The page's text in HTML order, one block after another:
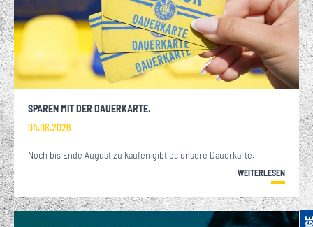
SPAREN MIT DER DAUERKARTE.
04.08.2026
Noch bis Ende August zu kaufen gibt es unsere Dauerkarte.
WEITERLESEN